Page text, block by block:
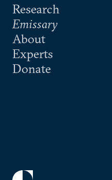
Research
Emissary
About
Experts
Donate